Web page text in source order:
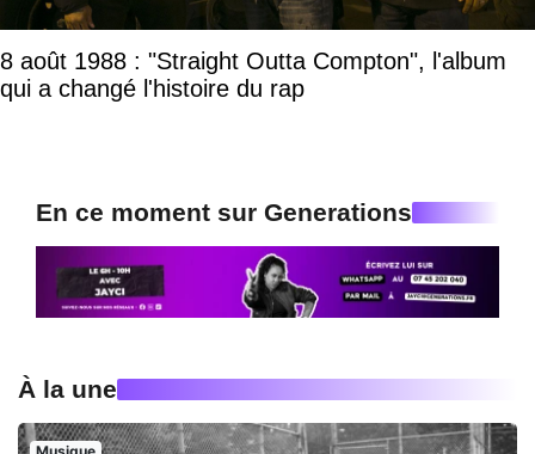
8 août 1988 : "Straight Outta Compton", l'album
qui a changé l'histoire du rap
En ce moment sur Generations
À la une